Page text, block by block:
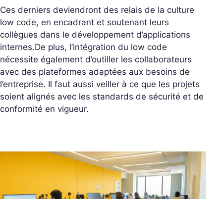
Ces derniers deviendront des relais de la culture
low code, en encadrant et soutenant leurs
collègues dans le développement d’applications
internes.De plus, l’intégration du low code
nécessite également d’outiller les collaborateurs
avec des plateformes adaptées aux besoins de
l’entreprise. Il faut aussi veiller à ce que les projets
soient alignés avec les standards de sécurité et de
conformité en vigueur.